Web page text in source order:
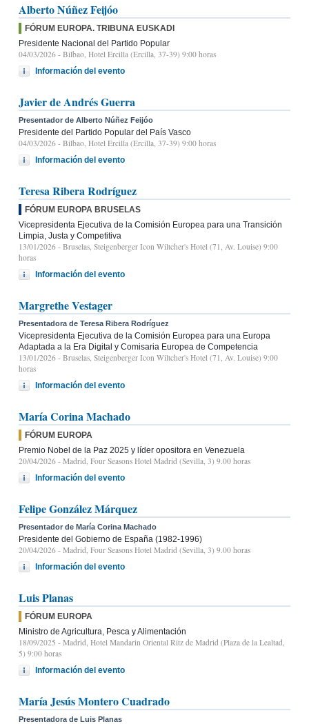
Alberto Núñez Feijóo
FÓRUM EUROPA. TRIBUNA EUSKADI
Presidente Nacional del Partido Popular
04/03/2026 - Bilbao, Hotel Ercilla (Ercilla, 37-39) 9:00 horas
Información del evento
Javier de Andrés Guerra
Presentador de Alberto Núñez Feijóo
Presidente del Partido Popular del País Vasco
04/03/2026 - Bilbao, Hotel Ercilla (Ercilla, 37-39) 9:00 horas
Información del evento
Teresa Ribera Rodríguez
FÓRUM EUROPA BRUSELAS
Vicepresidenta Ejecutiva de la Comisión Europea para una Transición
Limpia, Justa y Competitiva
13/01/2026 - Bruselas, Steigenberger Icon Wiltcher's Hotel (71, Av. Louise) 9:00
horas
Información del evento
Margrethe Vestager
Presentadora de Teresa Ribera Rodríguez
Vicepresidenta Ejecutiva de la Comisión Europea para una Europa
Adaptada a la Era Digital y Comisaria Europea de Competencia
13/01/2026 - Bruselas, Steigenberger Icon Wiltcher's Hotel (71, Av. Louise) 9:00
horas
Información del evento
María Corina Machado
FÓRUM EUROPA
Premio Nobel de la Paz 2025 y líder opositora en Venezuela
20/04/2026 - Madrid, Four Seasons Hotel Madrid (Sevilla, 3) 9.00 horas
Información del evento
Felipe González Márquez
Presentador de María Corina Machado
Presidente del Gobierno de España (1982-1996)
20/04/2026 - Madrid, Four Seasons Hotel Madrid (Sevilla, 3) 9.00 horas
Información del evento
Luis Planas
FÓRUM EUROPA
Ministro de Agricultura, Pesca y Alimentación
18/09/2025 - Madrid, Hotel Mandarin Oriental Ritz de Madrid (Plaza de la Lealtad,
5) 9:00 horas
Información del evento
María Jesús Montero Cuadrado
Presentadora de Luis Planas